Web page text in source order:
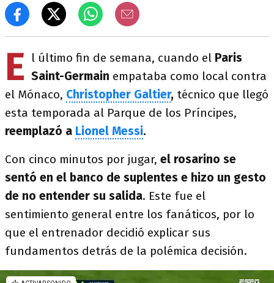
E l último fin de semana, cuando el Paris
Saint-Germain empataba como local contra
el Mónaco, Christopher Galtier, técnico que llegó
esta temporada al Parque de los Príncipes,
reemplazó a Lionel Messi.
Con cinco minutos por jugar, el rosarino se
sentó en el banco de suplentes e hizo un gesto
de no entender su salida. Este fue el
sentimiento general entre los fanáticos, por lo
que el entrenador decidió explicar sus
fundamentos detrás de la polémica decisión.